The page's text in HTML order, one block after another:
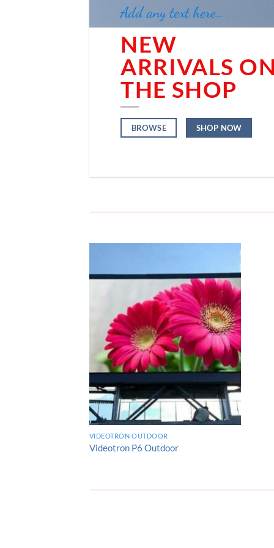
Add any text here…
NEW
ARRIVALS ON
THE SHOP
BROWSE SHOP NOW
Add to
wishlist
VIDEOTRON OUTDOOR
Videotron P6 Outdoor